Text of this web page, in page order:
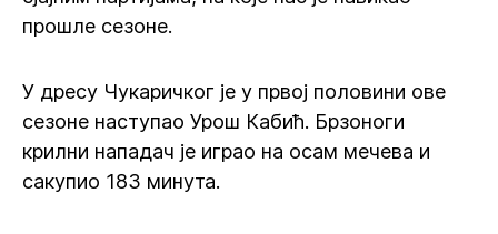
прошле сезоне.
У дресу Чукаричког је у првој половини ове
сезоне наступао Урош Кабић. Брзоноги
крилни нападач је играо на осам мечева и
сакупио 183 минута.